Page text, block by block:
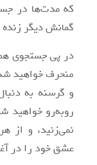
که مدت‌ها در
گمانش دیگر زنده
در پی جستجوی
منحرف خواهید
و گرسنه به
روبه‌رو خواهید
نمی‌زنید، و از
عشق خود را در